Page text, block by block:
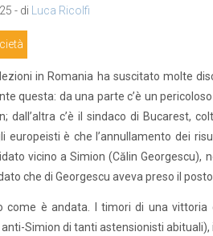
- di Luca Ricolfi
in Romania ha suscitato molte
questa: da una parte c’è un
dall’altra c’è il sindaco di Bucarest,
europeisti è che l’annullamento dei
vicino a Simion (Călin Georgescu),
che di Georgescu aveva preso il posto.
come è andata. I timori di una
Simion di tanti astensionisti abituali),